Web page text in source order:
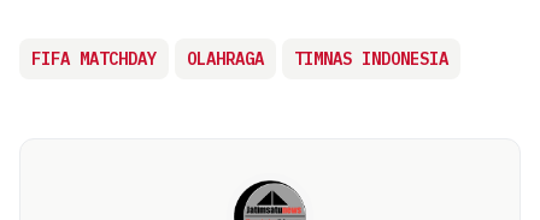
FIFA MATCHDAY OLAHRAGA TIMNAS INDONESIA